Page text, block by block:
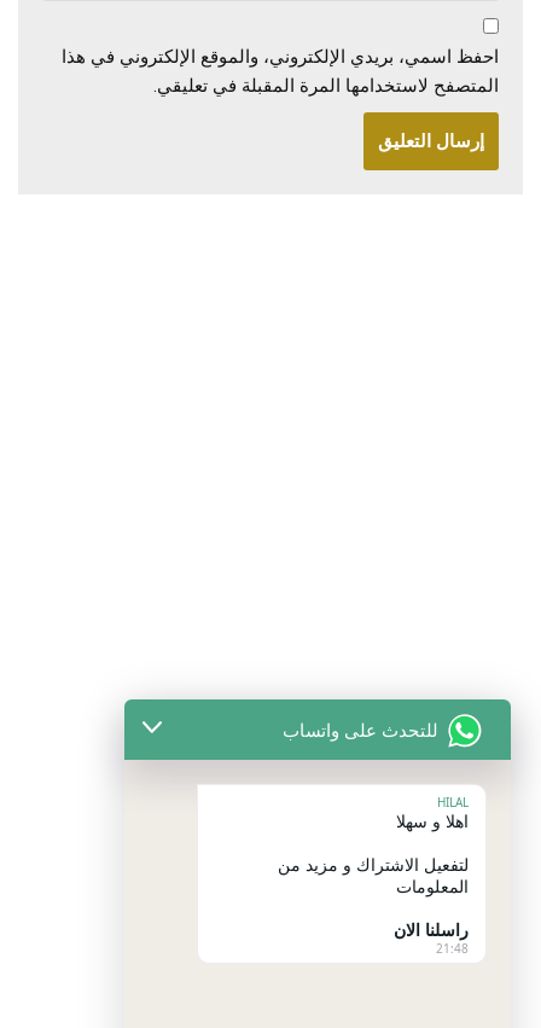
احفظ اسمي، بريدي الإلكتروني، والموقع الإلكتروني في هذا
المتصفح لاستخدامها المرة المقبلة في تعليقي.
للتحدث على واتساب
HILAL
اهلا و سهلا
لتفعيل الاشتراك و مزيد من
المعلومات
راسلنا الان
21:48